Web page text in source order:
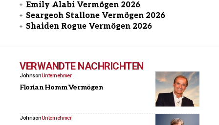
Emily Alabi Vermögen 2026
Seargeoh Stallone Vermögen 2026
Shaiden Rogue Vermögen 2026
VERWANDTE NACHRICHTEN
JohnsonUnternehmer
Florian Homm Vermögen
JohnsonUnternehmer